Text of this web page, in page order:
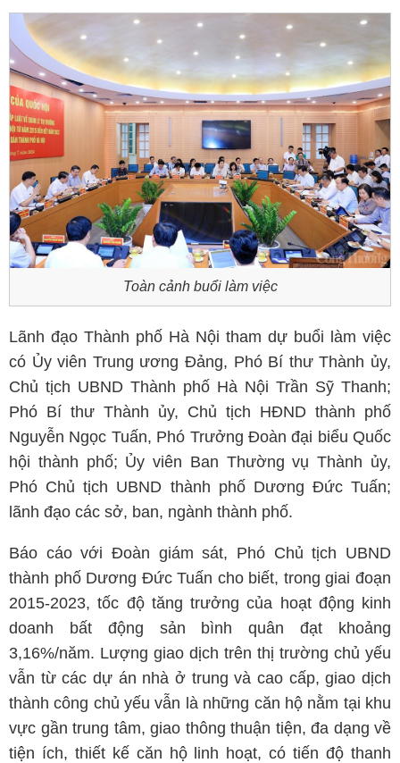
Toàn cảnh buổi làm việc
Lãnh đạo Thành phố Hà Nội tham dự buổi làm việc
có Ủy viên Trung ương Đảng, Phó Bí thư Thành ủy,
Chủ tịch UBND Thành phố Hà Nội Trần Sỹ Thanh;
Phó Bí thư Thành ủy, Chủ tịch HĐND thành phố
Nguyễn Ngọc Tuấn, Phó Trưởng Đoàn đại biểu Quốc
hội thành phố; Ủy viên Ban Thường vụ Thành ủy,
Phó Chủ tịch UBND thành phố Dương Đức Tuấn;
lãnh đạo các sở, ban, ngành thành phố.
Báo cáo với Đoàn giám sát, Phó Chủ tịch UBND
thành phố Dương Đức Tuấn cho biết, trong giai đoạn
2015-2023, tốc độ tăng trưởng của hoạt động kinh
doanh bất động sản bình quân đạt khoảng
3,16%/năm. Lượng giao dịch trên thị trường chủ yếu
vẫn từ các dự án nhà ở trung và cao cấp, giao dịch
thành công chủ yếu vẫn là những căn hộ nằm tại khu
vực gần trung tâm, giao thông thuận tiện, đa dạng về
tiện ích, thiết kế căn hộ linh hoạt, có tiến độ thanh